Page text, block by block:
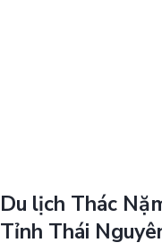
Du lịch Thác
Tỉnh Thái